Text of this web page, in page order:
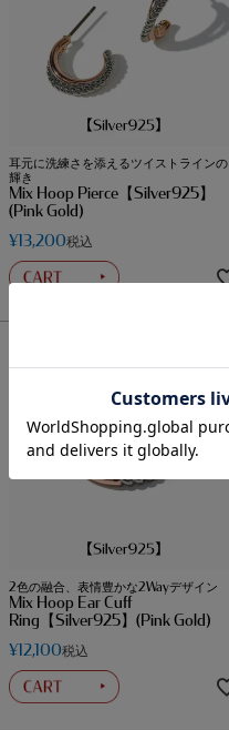
耳元に洗練さを添えるツイストラインの
輝き
Mix Hoop Pierce【Silver925】
(Pink Gold)
¥13,200税込
2色の融合、表情豊かな2Wayデザイン
Mix Hoop Ear Cuff
Ring【Silver925】(Pink Gold)
¥12,100税込